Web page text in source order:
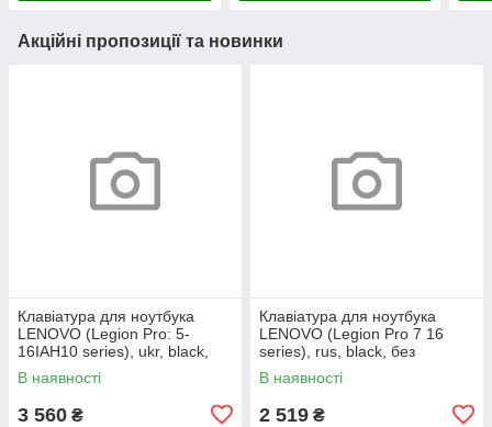
Акційні пропозиції та новинки
Клавіатура для ноутбука
LENOVO (Legion Pro: 5-
16IAH10 series), ukr, black,
без кадру, підсвічування
клавіш (RGB)
В наявності
3 560 ₴
Клавіатура для ноутбука
LENOVO (Legion Pro 7 16
series), rus, black, без
фрейма, підсвічування
клавіш (copilot)
В наявності
2 519 ₴